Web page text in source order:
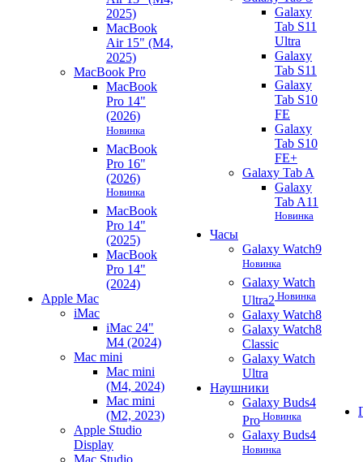
2025)
MacBook
Air 15" (M4,
2025)
MacBook Pro
MacBook
Pro 14"
(2026)
Новинка
MacBook
Pro 16"
(2026)
Новинка
MacBook
Pro 14"
(2025)
MacBook
Pro 14"
(2024)
Apple Mac
iMac
iMac 24"
M4 (2024)
Mac mini
Mac mini
(M4, 2024)
Mac mini
(M2, 2023)
Apple Studio
Display
Mac Studio
Galaxy
Tab S11
Ultra
Galaxy
Tab S11
Galaxy
Tab S10
FE
Galaxy
Tab S10
FE+
Galaxy Tab A
Galaxy
Tab A11
Новинка
Часы
Galaxy Watch9
Новинка
Galaxy Watch
Ultra2 Новинка
Galaxy Watch8
Galaxy Watch8
Classic
Galaxy Watch
Ultra
Наушники
Galaxy Buds4
Pro Новинка
Galaxy Buds4
Новинка